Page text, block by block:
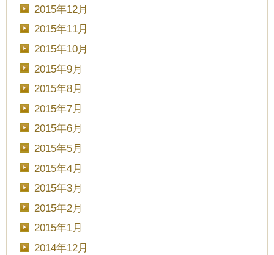
2015年12月
2015年11月
2015年10月
2015年9月
2015年8月
2015年7月
2015年6月
2015年5月
2015年4月
2015年3月
2015年2月
2015年1月
2014年12月